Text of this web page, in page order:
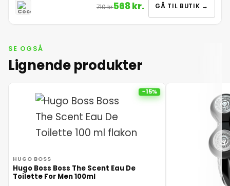
710 kr.568 kr. GÅ TIL BUTIK →
SE OGSÅ
Lignende produkter
-15%
HUGO BOSS
Hugo Boss Boss The Scent Eau De
Toilette For Men 100ml